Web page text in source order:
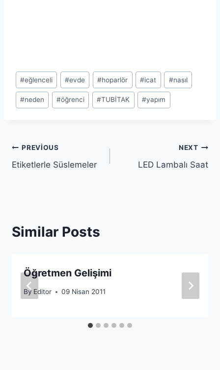
Post
Tags:
#eğlenceli #evde #hoparlör #icat #nasıl
#neden #öğrenci #TUBİTAK #yapım
Yazı
gezinmesi
PREVIOUS
Etiketlerle Süslemeler
NEXT
LED Lambalı Saat
Similar Posts
Öğretmen Gelişimi
By Editor 09 Nisan 2011